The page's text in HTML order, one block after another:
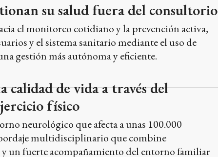
su salud fuera del consultorio
el monitoreo cotidiano y la prevención activa,
y el sistema sanitario mediante el uso de
gestión más autónoma y eficiente.
de vida a través del
físico
neurológico que afecta a unas 100.000
multidisciplinario que combine
un fuerte acompañamiento del entorno familiar